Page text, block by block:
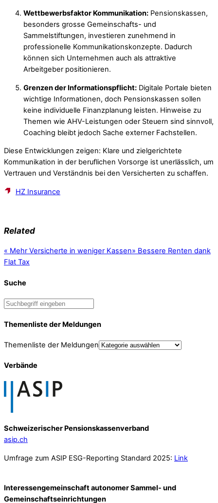
Wettbewerbsfaktor Kommunikation: Pensionskassen,
besonders grosse Gemeinschafts- und
Sammelstiftungen, investieren zunehmend in
professionelle Kommunikationskonzepte. Dadurch
können sich Unternehmen auch als attraktive
Arbeitgeber positionieren.
Grenzen der Informationspflicht: Digitale Portale bieten
wichtige Informationen, doch Pensionskassen sollen
keine individuelle Finanzplanung leisten. Hinweise zu
Themen wie AHV-Leistungen oder Steuern sind sinnvoll,
Coaching bleibt jedoch Sache externer Fachstellen.
Diese Entwicklungen zeigen: Klare und zielgerichtete
Kommunikation in der beruflichen Vorsorge ist unerlässlich, um
Vertrauen und Verständnis bei den Versicherten zu schaffen.
HZ Insurance
Related
« Mehr Versicherte in weniger Kassen» Bessere Renten dank
Flat Tax
Suche
Themenliste der Meldungen
Themenliste der Meldungen
Verbände
Schweizerischer Pensionskassenverband
asip.ch
Umfrage zum ASIP ESG-Reporting Standard 2025: Link
Interessengemeinschaft autonomer Sammel- und
Gemeinschafts­einrichtungen